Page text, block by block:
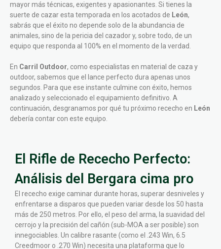
mayor más técnicas, exigentes y apasionantes. Si tienes la
suerte de cazar esta temporada en los acotados de León,
sabrás que el éxito no depende solo de la abundancia de
animales, sino de la pericia del cazador y, sobre todo, de un
equipo que responda al 100% en el momento de la verdad.
En Carril Outdoor, como especialistas en material de caza y
outdoor, sabemos que el lance perfecto dura apenas unos
segundos. Para que ese instante culmine con éxito, hemos
analizado y seleccionado el equipamiento definitivo. A
continuación, desgranamos por qué tu próximo rececho en León
debería contar con este equipo.
El Rifle de Rececho Perfecto:
Análisis del Bergara cima pro
El rececho exige caminar durante horas, superar desniveles y
enfrentarse a disparos que pueden variar desde los 50 hasta
más de 250 metros. Por ello, el peso del arma, la suavidad del
cerrojo y la precisión del cañón (sub-MOA a ser posible) son
innegociables. Un calibre rasante (como el .243 Win, 6.5
Creedmoor o .270 Win) necesita una plataforma que lo